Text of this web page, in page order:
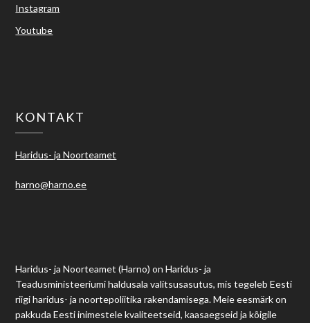
Instagram
Youtube
KONTAKT
Haridus- ja Noorteamet
harno@harno.ee
Haridus- ja Noorteamet (Harno) on Haridus- ja
Teadusministeeriumi haldusala valitsusasutus, mis tegeleb Eesti
riigi haridus- ja noortepoliitika rakendamisega. Meie eesmärk on
pakkuda Eesti inimestele kvaliteetseid, kaasaegseid ja kõigile